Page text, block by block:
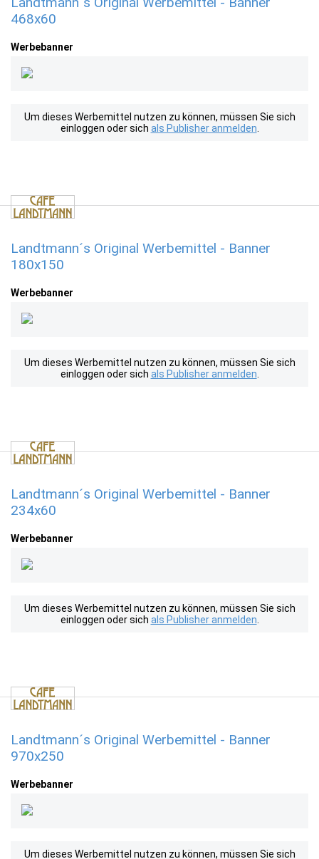
468x60
Werbebanner
Um dieses Werbemittel nutzen zu können, müssen Sie sich
einloggen oder sich als Publisher anmelden
Landtmann´s Original Werbemittel - Banner
180x150
Werbebanner
Um dieses Werbemittel nutzen zu können, müssen Sie sich
einloggen oder sich als Publisher anmelden
Landtmann´s Original Werbemittel - Banner
234x60
Werbebanner
Um dieses Werbemittel nutzen zu können, müssen Sie sich
einloggen oder sich als Publisher anmelden
Landtmann´s Original Werbemittel - Banner
970x250
Werbebanner
Um dieses Werbemittel nutzen zu können, müssen Sie sich